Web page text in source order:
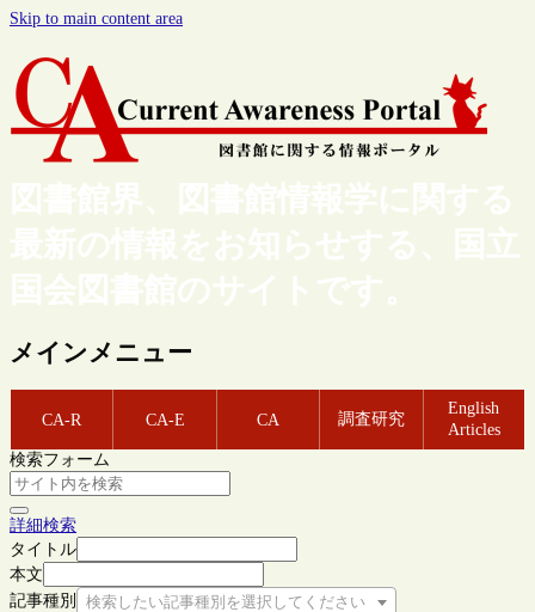
Skip to main content area
図書館界、図書館情報学に関する
最新の情報をお知らせする、国立
国会図書館のサイトです。
メインメニュー
CA-R CA-E CA 調査研究
English
Articles
検索フォーム
詳細検索
タイトル
本文
記事種別
検索したい記事種別を選択してください